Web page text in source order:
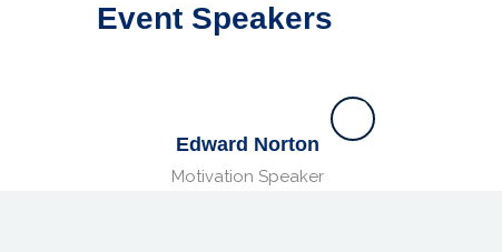
Event Speakers
Edward Norton
Motivation Speaker